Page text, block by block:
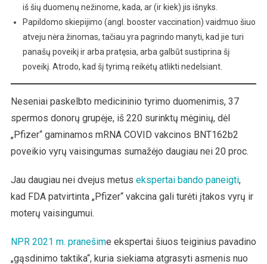
iš šių duomenų nežinome, kada, ar (ir kiek) jis išnyks.
Papildomo skiepijimo (angl. booster vaccination) vaidmuo šiuo
atveju nėra žinomas, tačiau yra pagrindo manyti, kad jie turi
panašų poveikį ir arba pratęsia, arba galbūt sustiprina šį
poveikį. Atrodo, kad šį tyrimą reikėtų atlikti nedelsiant.
Neseniai paskelbto medicininio tyrimo duomenimis, 37
spermos donorų grupėje, iš 220 surinktų mėginių, dėl
„Pfizer“ gaminamos mRNA COVID vakcinos BNT162b2
poveikio vyrų vaisingumas sumažėjo daugiau nei 20 proc.
Jau daugiau nei dvejus metus ekspertai bando paneigti,
kad FDA patvirtinta „Pfizer“ vakcina gali turėti įtakos vyrų ir
moterų vaisingumui.
NPR 2021 m. pranešime ekspertai šiuos teiginius pavadino
„gąsdinimo taktika“, kuria siekiama atgrasyti asmenis nuo